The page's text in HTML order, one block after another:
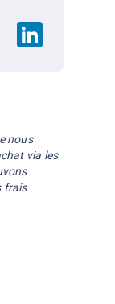
WhatsApp
nous
via les
frais